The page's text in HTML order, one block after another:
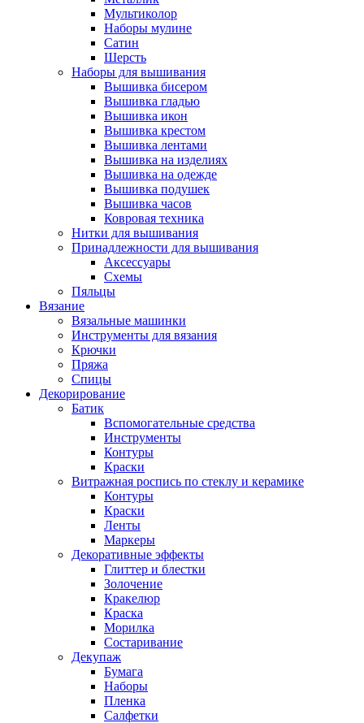
Мультиколор
Наборы мулине
Сатин
Шерсть
Наборы для вышивания
Вышивка бисером
Вышивка гладью
Вышивка икон
Вышивка крестом
Вышивка лентами
Вышивка на изделиях
Вышивка на одежде
Вышивка подушек
Вышивка часов
Ковровая техника
Нитки для вышивания
Принадлежности для вышивания
Аксессуары
Схемы
Пяльцы
Вязание
Вязальные машинки
Инструменты для вязания
Крючки
Пряжа
Спицы
Декорирование
Батик
Вспомогательные средства
Инструменты
Контуры
Краски
Витражная роспись по стеклу и керамике
Контуры
Краски
Ленты
Маркеры
Декоративные эффекты
Глиттер и блестки
Золочение
Кракелюр
Краска
Морилка
Состаривание
Декупаж
Бумага
Наборы
Пленка
Салфетки